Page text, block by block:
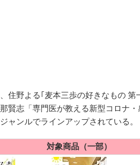
住野よる｢麦本三歩の好きなもの 第
賢志「専門医が教える新型コロナ
ャンルでラインアップされている。
対象商品（一部）